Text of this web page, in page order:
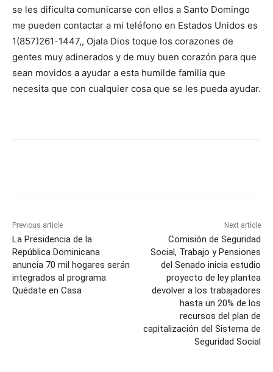
se les dificulta comunicarse con ellos a Santo Domingo
me pueden contactar a mi teléfono en Estados Unidos es
1(857)261-1447,, Ojala Dios toque los corazones de
gentes muy adinerados y de muy buen corazón para que
sean movidos a ayudar a esta humilde familia que
necesita que con cualquier cosa que se les pueda ayudar.
Previous article
La Presidencia de la
República Dominicana
anuncia 70 mil hogares serán
integrados al programa
Quédate en Casa
Next article
Comisión de Seguridad
Social, Trabajo y Pensiones
del Senado inicia estudio
proyecto de ley plantea
devolver a los trabajadores
hasta un 20% de los
recursos del plan de
capitalización del Sistema de
Seguridad Social